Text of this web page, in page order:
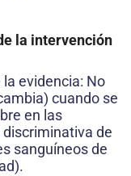
la intervención
evidencia: No
cuando se
en las
de
sanguíneos de